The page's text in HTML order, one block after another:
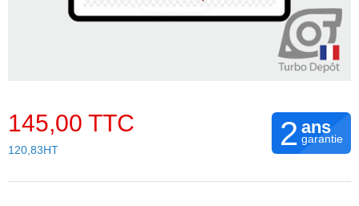
145,00 TTC
120,83HT 2 ans
garantie